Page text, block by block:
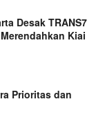
Desak TRANS7
Kiai
Prioritas dan